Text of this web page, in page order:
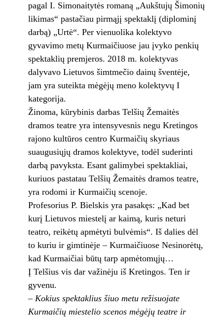
pagal I. Simonaitytės romaną „Aukštujų Šimonių
likimas“ pastačiau pirmąjį spektaklį (diplominį
darbą) „Urtė“. Per vienuolika kolektyvo
gyvavimo metų Kurmaičiuose jau įvyko penkių
spektaklių premjeros. 2018 m. kolektyvas
dalyvavo Lietuvos šimtmečio dainų šventėje,
jam yra suteikta mėgėjų meno kolektyvų I
kategorija.
Žinoma, kūrybinis darbas Telšių Žemaitės
dramos teatre yra intensyvesnis negu Kretingos
rajono kultūros centro Kurmaičių skyriaus
suaugusiųjų dramos kolektyve, todėl suderinti
darbą pavyksta. Esant galimybei spektakliai,
kuriuos pastatau Telšių Žemaitės dramos teatre,
yra rodomi ir Kurmaičių scenoje.
Profesorius P. Bielskis yra pasakęs: „Kad bet
kurį Lietuvos miestelį ar kaimą, kuris neturi
teatro, reikėtų apmėtyti bulvėmis“. Iš dalies dėl
to kuriu ir gimtinėje – Kurmaičiuose Nesinorėtų,
kad Kurmaičiai būtų tarp apmėtomųjų…
Į Telšius vis dar važinėju iš Kretingos. Ten ir
gyvenu.
– Kokius spektaklius šiuo metu režisuojate
Kurmaičių miestelio scenos mėgėjų teatre ir